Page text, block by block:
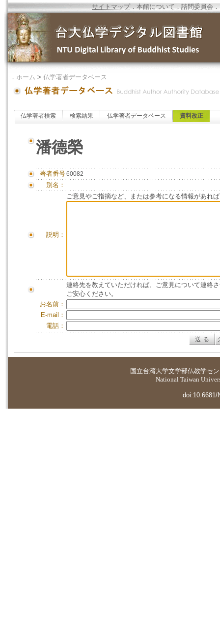
サイトマップ．本館について ．諮問委員会 ．
． ホーム > 仏学著者データベース
仏学著者検索 検索結果 仏学著者データベース 資料改正
潘德榮
著者番号60082
別名：
説明：
ご意見やご指摘など、または参考になる情報があれ
連絡先を教えていただければ、ご意見について連絡
ご安心ください。
お名前：
E-mail：
電話：
国立台湾大学文学部仏教学セ
National Taiwan
doi:10.6681/